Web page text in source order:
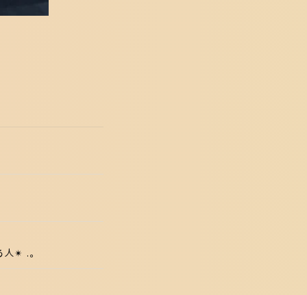
✴︎ .。